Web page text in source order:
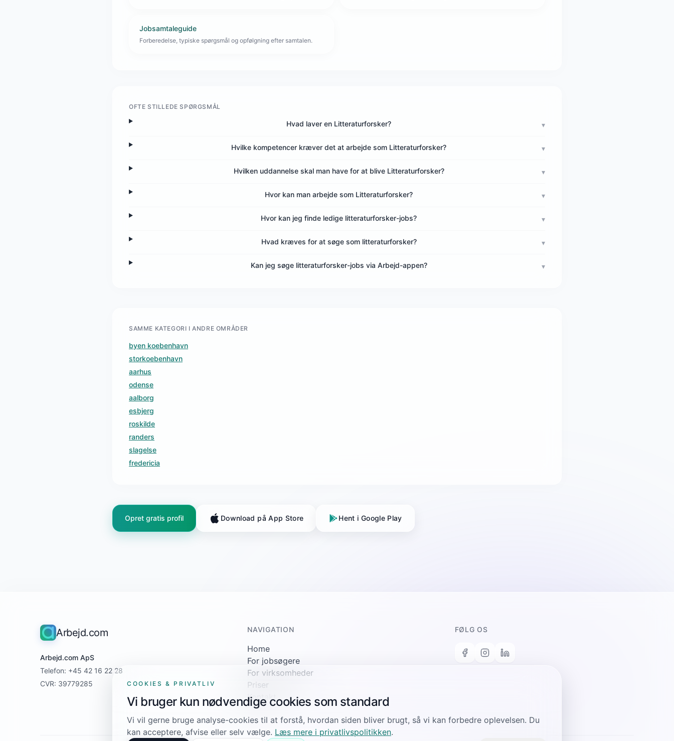
Jobsamtaleguide
Forberedelse, typiske spørgsmål og opfølgning efter samtalen.
OFTE STILLEDE SPØRGSMÅL
Hvad laver en Litteraturforsker? ▾
Hvilke kompetencer kræver det at arbejde som Litteraturforsker? ▾
Hvilken uddannelse skal man have for at blive Litteraturforsker? ▾
Hvor kan man arbejde som Litteraturforsker? ▾
Hvor kan jeg finde ledige litteraturforsker-jobs? ▾
Hvad kræves for at søge som litteraturforsker? ▾
Kan jeg søge litteraturforsker-jobs via Arbejd-appen? ▾
SAMME KATEGORI I ANDRE OMRÅDER
byen koebenhavn
storkoebenhavn
aarhus
odense
aalborg
esbjerg
roskilde
randers
slagelse
fredericia
Opret gratis profil Download på App Store Hent i Google Play
Arbejd.com
Arbejd.com ApS
Telefon: +45 42 16 22 28
CVR: 39779285
NAVIGATION
Home
For jobsøgere
For virksomheder
Priser
Kontakt
FØLG OS
COOKIES & PRIVATLIV
Vi bruger kun nødvendige cookies som standard
Vi vil gerne bruge analyse-cookies til at forstå, hvordan siden bliver brugt, så vi kan forbedre oplevelsen. Du
kan acceptere, afvise eller selv vælge. Læs mere i privatlivspolitikken.